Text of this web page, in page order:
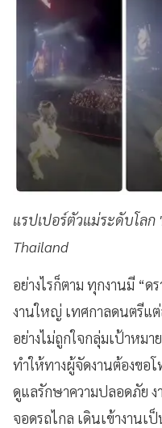
แรปเปอร์ตัวแม่ระดับโลก
Thailand
อย่างไรก็ตาม ทุกงานมี “ด
งานใหญ่ เทศกาลดนตรีแ
อย่างไม่ถูกใจกลุ่มเป้าหมา
ทำให้ทางผู้จัดงานต้องขอ
ดูแลรักษาความปลอดภัย
จอดรถไกล เดินเข้างานเ